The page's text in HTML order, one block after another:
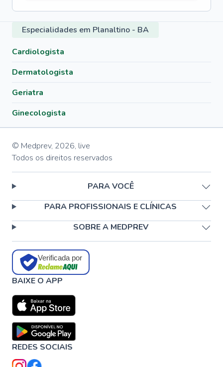
Especialidades em Planaltino - BA
Cardiologista
Dermatologista
Geriatra
Ginecologista
© Medprev, 2026, live
Todos os direitos reservados
PARA VOCÊ
PARA PROFISSIONAIS E CLÍNICAS
SOBRE A MEDPREV
Verificada por
BAIXE O APP
REDES SOCIAIS